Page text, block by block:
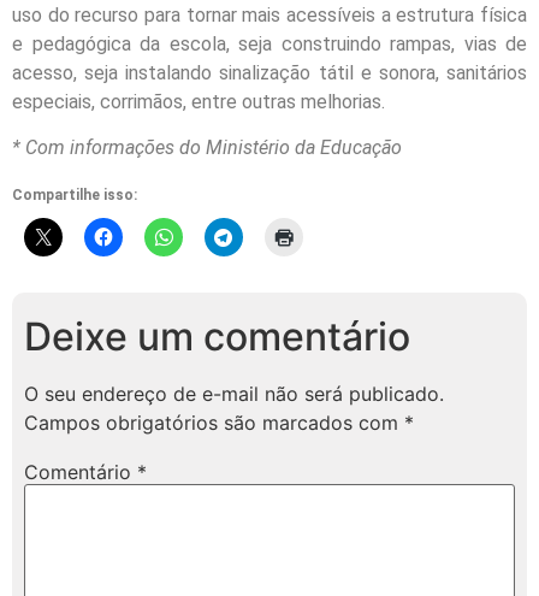
uso do recurso para tornar mais acessíveis a estrutura física
e pedagógica da escola, seja construindo rampas, vias de
acesso, seja instalando sinalização tátil e sonora, sanitários
especiais, corrimãos, entre outras melhorias.
* Com informações do Ministério da Educação
Compartilhe isso:
Deixe um comentário
O seu endereço de e-mail não será publicado.
Campos obrigatórios são marcados com *
Comentário *